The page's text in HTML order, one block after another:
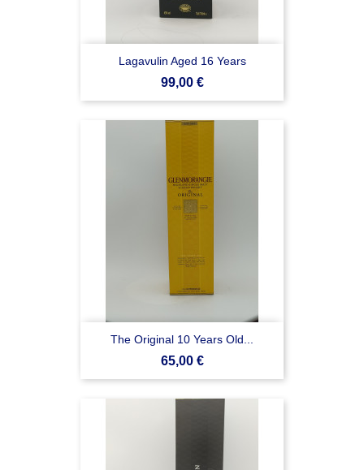
Lagavulin Aged 16 Years
Prezzo
99,00 €
The Original 10 Years Old...
Prezzo
65,00 €